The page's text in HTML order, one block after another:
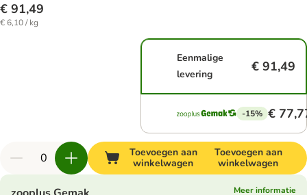
€ 91,49
€ 6,10 / kg
Eenmalige
levering
€ 91,49
-15% €
Toevoegen aan
winkelwagen
Toevoegen aan
winkelwagen
Meer informatie